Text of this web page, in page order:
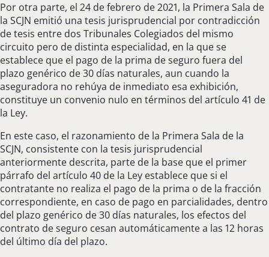
Por otra parte, el 24 de febrero de 2021, la Primera Sala de
la SCJN emitió una tesis jurisprudencial por contradicción
de tesis entre dos Tribunales Colegiados del mismo
circuito pero de distinta especialidad, en la que se
establece que el pago de la prima de seguro fuera del
plazo genérico de 30 días naturales, aun cuando la
aseguradora no rehúya de inmediato esa exhibición,
constituye un convenio nulo en términos del artículo 41 de
la Ley.
En este caso, el razonamiento de la Primera Sala de la
SCJN, consistente con la tesis jurisprudencial
anteriormente descrita, parte de la base que el primer
párrafo del artículo 40 de la Ley establece que si el
contratante no realiza el pago de la prima o de la fracción
correspondiente, en caso de pago en parcialidades, dentro
del plazo genérico de 30 días naturales, los efectos del
contrato de seguro cesan automáticamente a las 12 horas
del último día del plazo.